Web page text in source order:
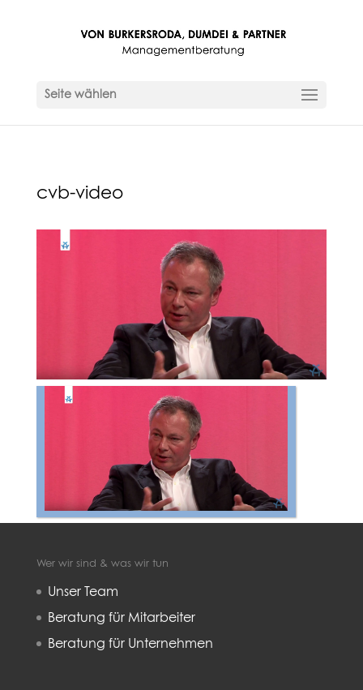
Seite wählen
cvb-video
Wer wir sind & was wir tun
Unser Team
Beratung für Mitarbeiter
Beratung für Unternehmen